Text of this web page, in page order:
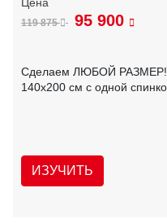
119 875 95 900
Сделаем ЛЮБОЙ РАЗМЕР!
140х200 см с одной
ИЗУЧИТЬ